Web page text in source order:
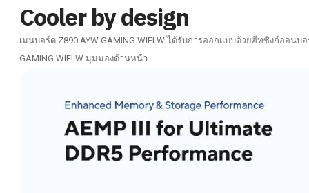
Cooler by design
เมนบอร์ด Z890 AYW GAMING WIFI W ได้รับการออกแบบด้วยฮีทซิงก์ออ
GAMING WIFI W มุมมองด้านหน้า